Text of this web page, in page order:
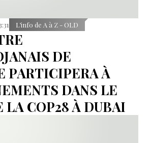
L’info de A à Z - OLD
DE
PARTICIPERA À
DANS LE
LA COP28 À DUBAI